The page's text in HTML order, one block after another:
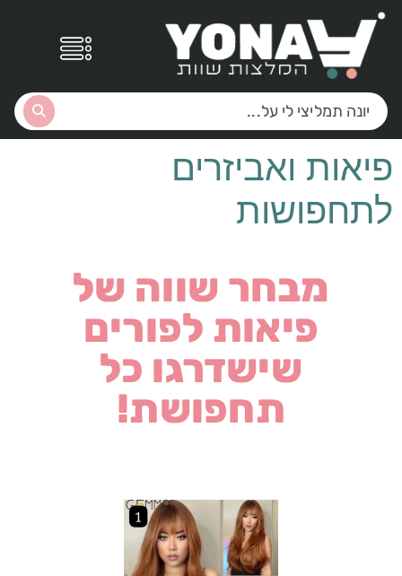
לתוכן
פיאות ואביזרים
לתחפושות
מבחר שווה של
פיאות לפורים
שישדרגו כל
תחפושת!